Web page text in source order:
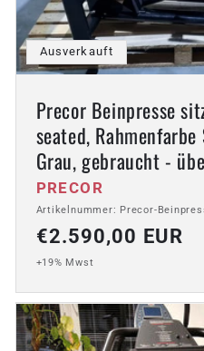
Ausverkauft
Precor Beinpresse
seated,
Grau, gebraucht -
Anbieter:
PRECOR
Artikelnummer: Precor-
Normaler
Preis
€2.590,00 EUR
+19% Mwst